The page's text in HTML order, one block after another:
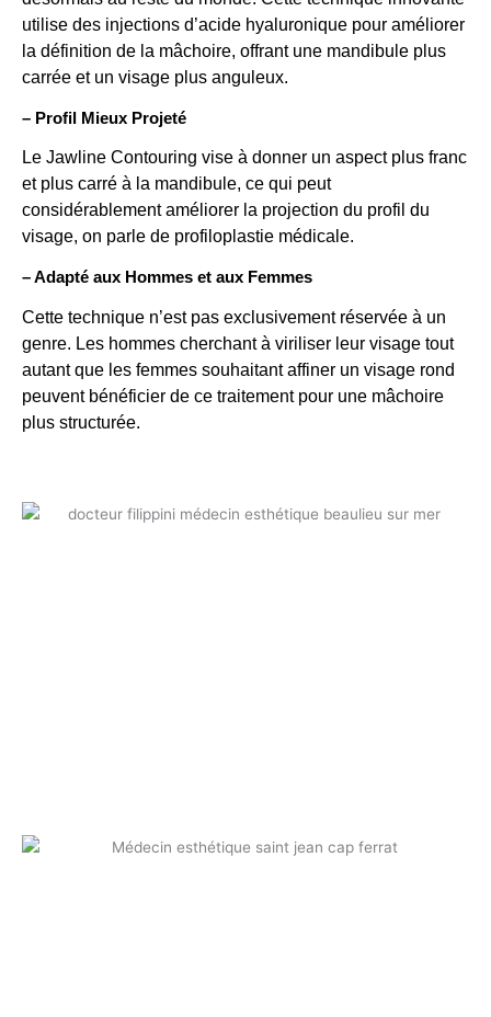
utilise des injections d’acide hyaluronique pour améliorer
la définition de la mâchoire, offrant une mandibule plus
carrée et un visage plus anguleux.
– Profil Mieux Projeté
Le Jawline Contouring vise à donner un aspect plus franc
et plus carré à la mandibule, ce qui peut
considérablement améliorer la projection du profil du
visage, on parle de profiloplastie médicale.
– Adapté aux Hommes et aux Femmes
Cette technique n’est pas exclusivement réservée à un
genre. Les hommes cherchant à viriliser leur visage tout
autant que les femmes souhaitant affiner un visage rond
peuvent bénéficier de ce traitement pour une mâchoire
plus structurée.